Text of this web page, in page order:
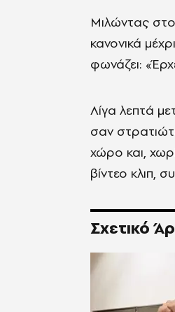
Μιλώντας
κανονικά
φωνάζει:
Λίγα λεπτά
σαν
χώρο και,
βίντεο κλιπ,
Σχετικό